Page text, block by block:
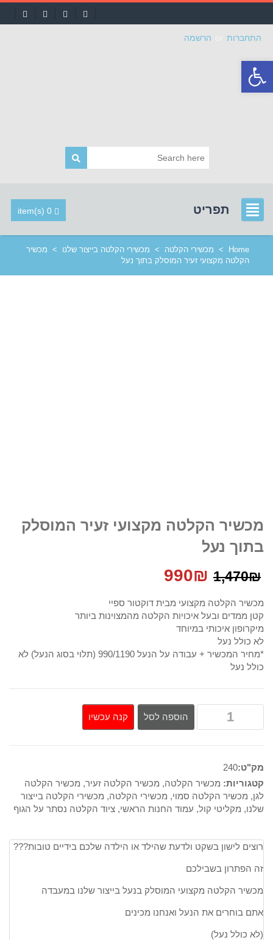
התחברות הרשמה
תפריט 0 item(s)
Home
> מכשירי הקלטה > מכשירי הקלטה בייצור שלנו > מכשיר
הקלטה מקצועי זעיר המוסלק בתוך נעל
מכשיר הקלטה מקצועי זעיר המוסלק
בתוך נעל
1,470₪
המחיר
המקורי
היה:
1,470₪.
990₪
הנוכחי
הוא:
990₪.
מכשיר הקלטה מקצועי מבית דוקטור ספיי
קטן ממדים ובעל איכויות הקלטה מהמצוינות ביותר
מיקרופון איכותי במיוחד
לא כולל נעל
*מחיר המכשיר + עבודה על הנעל 990/1190 (תלוי בסוג הנעל) לא
כולל נעל
הוספה לסל קנה עכשיו
מק"ט:240
קטגוריות: מכשיר הקלטה, מכשיר הקלטה זעיר, מכשיר הקלטה
לגן, מכשיר הקלטה סמוי, מכשירי הקלטה, מכשירי הקלטה בייצור
שלנו, מקליטי קול, עמוד החנות הראשי, ציוד הקלטה נסתר על הגוף
רוצים לישון בשקט ולדעת שהילד או הילדה שלכם בידיים טובות???
זה הפתרון בשבילכם
מכשיר הקלטה מקצועי המוסלק בנעל בייצור שלנו במעבדה
אתם בוחרים את הנעל ואנחנו מכינים
(לא כולל נעל)
סרגל
נגישות